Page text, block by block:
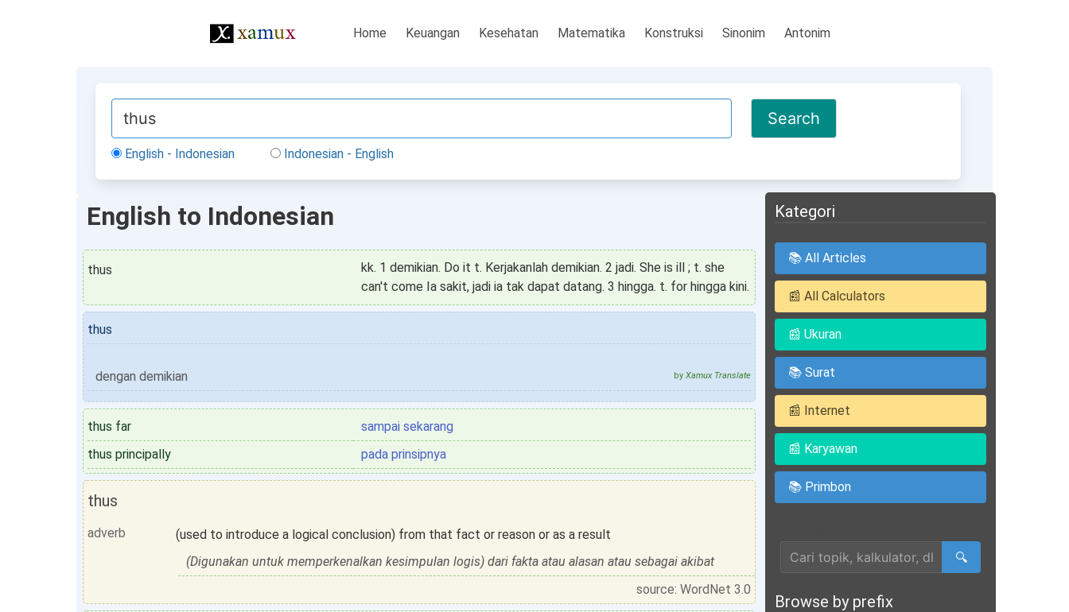
Home Keuangan Kesehatan Matematika Konstruksi Sinonim Antonim
English - Indonesian Indonesian - English
English to Indonesian
thus
kk. 1 demikian. Do it t. Kerjakanlah demikian. 2 jadi. She is ill ; t. she
can't come Ia sakit, jadi ia tak dapat datang. 3 hingga. t. for hingga kini.
thus
dengan demikian by Xamux Translate
thus far
sampai sekarang
thus principally
pada prinsipnya
thus
adverb
(used to introduce a logical conclusion) from that fact or reason or as a result
(Digunakan untuk memperkenalkan kesimpulan logis) dari fakta atau alasan atau sebagai akibat
source: WordNet 3.0
Kategori
📚 All Articles
📰 All Calculators
📰 Ukuran
📚 Surat
📰 Internet
📰 Karyawan
📚 Primbon
🔍
Browse by prefix